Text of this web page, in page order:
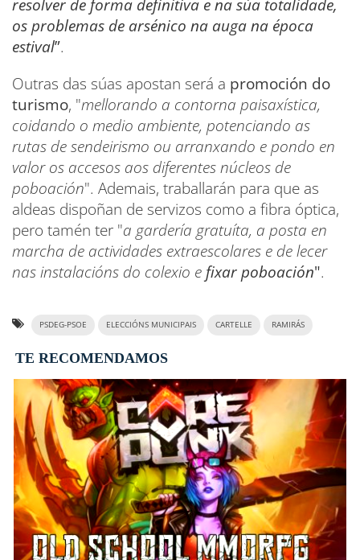
resolver de forma definitiva e na súa totalidade,
os problemas de arsénico na auga na época
estival”.
Outras das súas apostan será a promoción do
turismo, "mellorando a contorna paisaxística,
coidando o medio ambiente, potenciando as
rutas de sendeirismo ou arranxando e pondo en
valor os accesos aos diferentes núcleos de
poboación". Ademais, traballarán para que as
aldeas dispoñan de servizos como a fibra óptica,
pero tamén ter "a gardería gratuíta, a posta en
marcha de actividades extraescolares e de lecer
nas instalacións do colexio e fixar poboación".
PSDEG-PSOE ELECCIÓNS MUNICIPAIS CARTELLE RAMIRÁS
TE RECOMENDAMOS